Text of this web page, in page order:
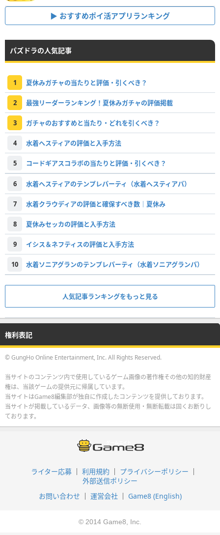
おすすめポイ活アプリランキング
パズドラの人気記事
1 夏休みガチャの当たりと評価・引くべき？
2 最強リーダーランキング！夏休みガチャの評価掲載
3 ガチャのおすすめと当たり・どれを引くべき？
4 水着ヘスティアの評価と入手方法
5 コードギアスコラボの当たりと評価・引くべき？
6 水着ヘスティアのテンプレパーティ（水着ヘスティアパ）
7 水着クラウディアの評価と確保すべき数｜夏休み
8 夏休みセッカの評価と入手方法
9 イシス＆ネフティスの評価と入手方法
10 水着ソニアグランのテンプレパーティ（水着ソニアグランパ）
人気記事ランキングをもっと見る
権利表記
© GungHo Online Entertainment, Inc. All Rights Reserved.
当サイトのコンテンツ内で使用しているゲーム画像の著作権その他の知的財産
権は、当該ゲームの提供元に帰属しています。
当サイトはGame8編集部が独自に作成したコンテンツを提供しております。
当サイトが掲載しているデータ、画像等の無断使用・無断転載は固くお断りし
ております。
ライター応募 利用規約
プライバシーポリシー
外部送信ポリシー
お問い合わせ
運営会社 Game8 (English)
© 2014 Game8, Inc.